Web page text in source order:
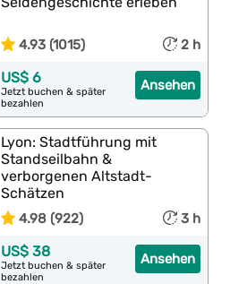
4.93 (1015) 2 h
Ansehen
US$ 6
Jetzt buchen & später
bezahlen
Lyon: Stadtführung mit
Standseilbahn &
verborgenen Altstadt-
Schätzen
4.98 (922) 3 h
Ansehen
US$ 38
Jetzt buchen & später
bezahlen